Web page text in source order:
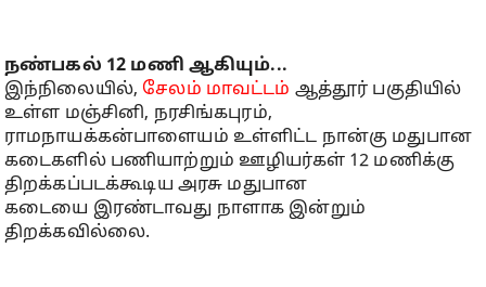
நண்பகல் 12 மணி ஆகியும்...
இந்நிலையில், சேலம் மாவட்டம் ஆத்தூர் பகுதியில்
உள்ள மஞ்சினி, நரசிங்கபுரம்,
ராமநாயக்கன்பாளையம் உள்ளிட்ட நான்கு மதுபான
கடைகளில் பணியாற்றும் ஊழியர்கள் 12 மணிக்கு
திறக்கப்படக்கூடிய அரசு மதுபான
கடையை இரண்டாவது நாளாக இன்றும்
திறக்கவில்லை.